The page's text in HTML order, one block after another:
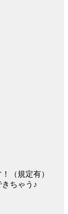
（規定有）
ちゃう♪